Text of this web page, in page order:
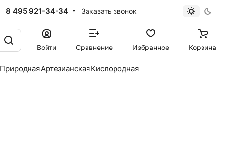
8 495 921-34-34 Заказать звонок
Войти Сравнение Избранное Корзина
ПрироднаяАртезианскаяКислородная